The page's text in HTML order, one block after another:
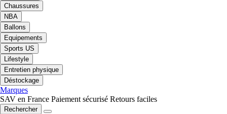
Chaussures
NBA
Ballons
Equipements
Sports US
Lifestyle
Entretien physique
Déstockage
Marques
SAV en France Paiement sécurisé Retours faciles
Rechercher